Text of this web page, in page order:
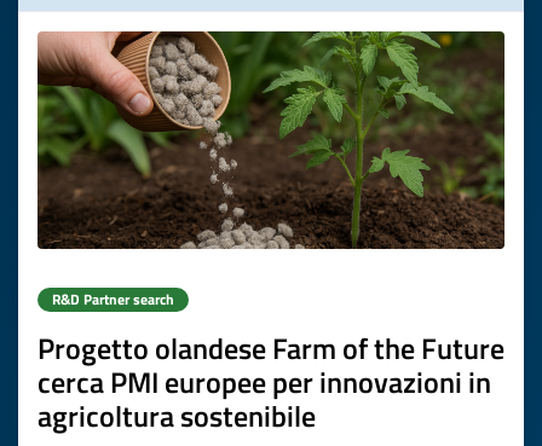
R&D Partner search
Progetto olandese Farm of the Future
cerca PMI europee per innovazioni in
agricoltura sostenibile